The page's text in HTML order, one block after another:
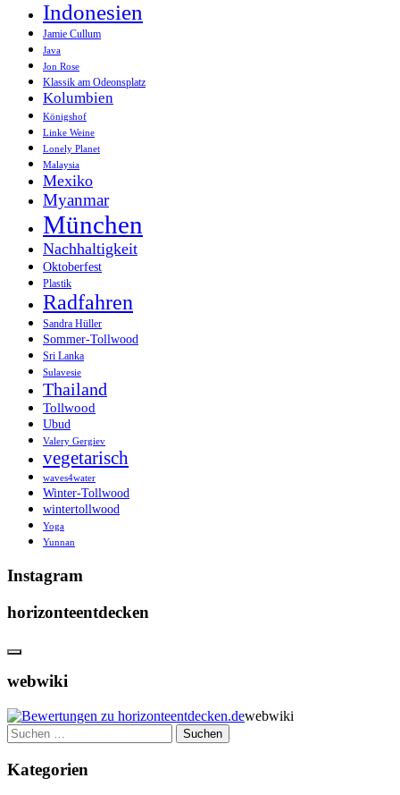
Indonesien
Jamie Cullum
Java
Jon Rose
Klassik am Odeonsplatz
Kolumbien
Königshof
Linke Weine
Lonely Planet
Malaysia
Mexiko
Myanmar
München
Nachhaltigkeit
Oktoberfest
Plastik
Radfahren
Sandra Hüller
Sommer-Tollwood
Sri Lanka
Sulavesie
Thailand
Tollwood
Ubud
Valery Gergiev
vegetarisch
waves4water
Winter-Tollwood
wintertollwood
Yoga
Yunnan
Instagram
horizonteentdecken
webwiki
webwiki
Suchen
nach:
Kategorien